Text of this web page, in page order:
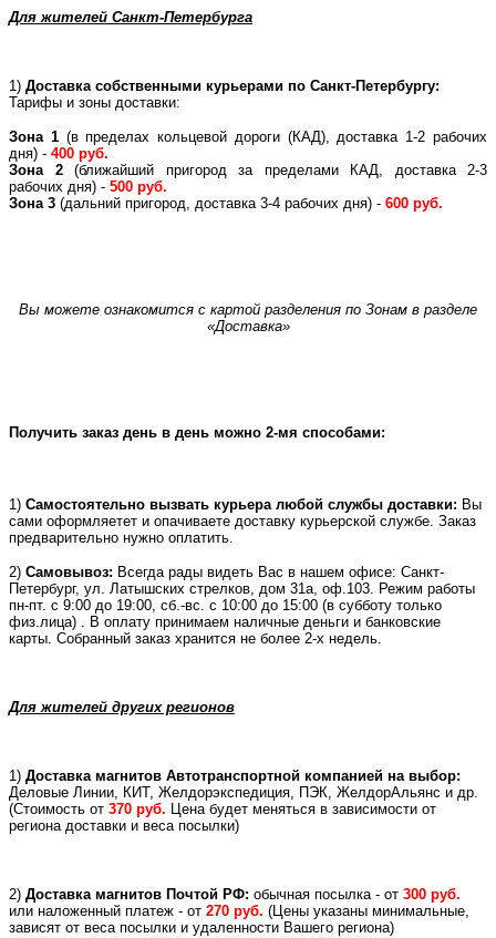
Для жителей Санкт-Петербурга
1) Доставка собственными курьерами по Санкт-Петербургу:
Тарифы и зоны доставки:
Зона 1(в пределах кольцевой дороги (КАД), доставка 1-2 рабочих
дня) - 400 руб.
Зона 2(ближайший пригород за пределами КАД, доставка 2-3
рабочих дня) - 500 руб.
Зона 3 (дальний пригород, доставка 3-4 рабочих дня) - 600 руб.
Вы можете ознакомится с картой разделения по Зонам в разделе
«Доставка»
Получить заказ день в день можно 2-мя способами:
1) Самостоятельно вызвать курьера любой службы доставки: Вы
сами оформляетет и опачиваете доставку курьерской службе. Заказ
предварительно нужно оплатить.
2) Самовывоз: Всегда рады видеть Вас в нашем офисе: Санкт-
Петербург, ул. Латышских стрелков, дом 31а, оф.103. Режим работы
пн-пт. с 9:00 до 19:00, сб.-вс. с 10:00 до 15:00 (в субботу только
физ.лица) . В оплату принимаем наличные деньги и банковские
карты. Собранный заказ хранится не более 2-х недель.
Для жителей других регионов
1) Доставка магнитов Автотранспортной компанией на выбор:
Деловые Линии, КИТ, Желдорэкспедиция, ПЭК, ЖелдорАльянс и др.
(Стоимость от 370 руб. Цена будет меняться в зависимости от
региона доставки и веса посылки)
2) Доставка магнитов Почтой РФ: обычная посылка - от 300 руб.
или наложенный платеж - от 270 руб. (Цены указаны минимальные,
зависят от веса посылки и удаленности Вашего региона)